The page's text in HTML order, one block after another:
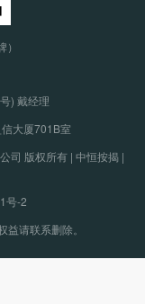
) 戴经理
大厦701B室
司 版权所有 | 中恒按揭 |
号-2
请联系删除。